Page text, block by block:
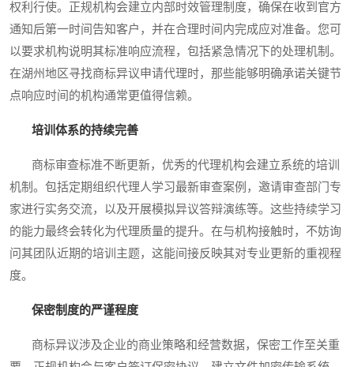
权利行使。正规机构会建立内部时效管理制度，确保在收到官方
通知后第一时间告知客户，并在合理时间内完成应对准备。您可
以要求机构说明其标准响应流程，包括紧急情况下的处理机制。
在湖州地区寻找商标异议申请代理时，那些能够明确承诺关键节
点响应时间的机构通常更值得信赖。
培训体系的持续完善
商标审查标准不断更新，优秀的代理机构会建立系统的培训
机制。包括定期组织代理人学习最新审查案例，邀请审查部门专
家进行实务交流，以及开展模拟异议答辩演练等。这些持续学习
的能力最终会转化为代理质量的提升。在与机构接触时，不妨询
问其团队近期的培训主题，这能间接反映其对专业更新的重视程
度。
保密制度的严谨程度
商标异议涉及企业的商业策略和经营数据，保密工作至关重